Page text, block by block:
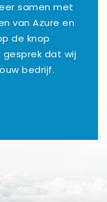
samen met
van Azure en
de knop
dat wij
bedrijf.